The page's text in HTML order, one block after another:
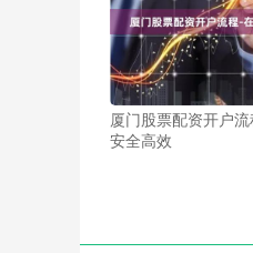
厦门股票配资开户流
安全高效